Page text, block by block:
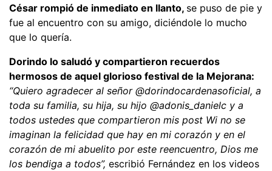
César rompió de inmediato en llanto, se puso de pie y
fue al encuentro con su amigo, diciéndole lo mucho
que lo quería.
Dorindo lo saludó y compartieron recuerdos
hermosos de aquel glorioso festival de la Mejorana:
“Quiero agradecer al señor @dorindocardenasoficial, a
toda su familia, su hija, su hijo @adonis_danielc y a
todos ustedes que compartieron mis post Wi no se
imaginan la felicidad que hay en mi corazón y en el
corazón de mi abuelito por este reencuentro, Dios me
los bendiga a todos”, escribió Fernández en los videos